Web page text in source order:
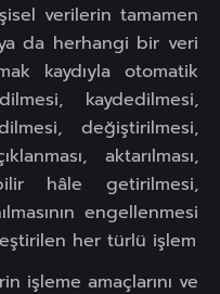
verilerin tamamen
da herhangi bir veri
kaydıyla otomatik
kaydedilmesi,
değiştirilmesi,
aktarılması,
hâle getirilmesi,
engellenmesi
her türlü işlem
işleme amaçlarını ve